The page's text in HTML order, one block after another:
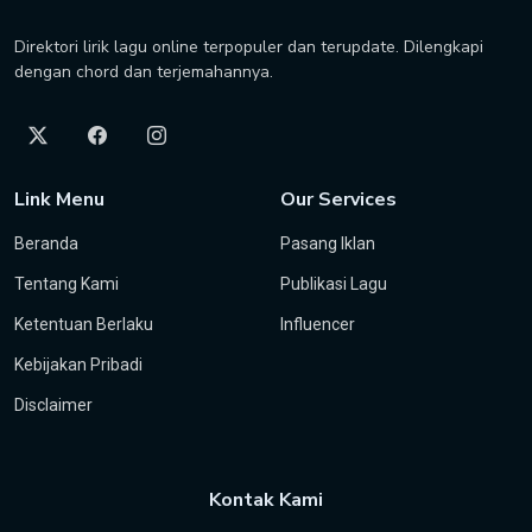
Direktori lirik lagu online terpopuler dan terupdate. Dilengkapi
dengan chord dan terjemahannya.
Link Menu
Beranda
Tentang Kami
Ketentuan Berlaku
Kebijakan Pribadi
Disclaimer
Our Services
Pasang Iklan
Publikasi Lagu
Influencer
Kontak Kami